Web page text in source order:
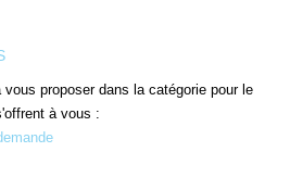
CONTACT
proposer dans la catégorie pour le
à vous :